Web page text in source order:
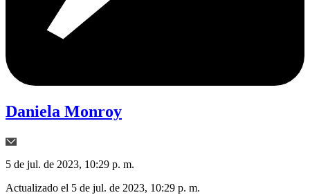
Daniela Monroy
5 de jul. de 2023, 10:29 p. m.
Actualizado el 5 de jul. de 2023, 10:29 p. m.